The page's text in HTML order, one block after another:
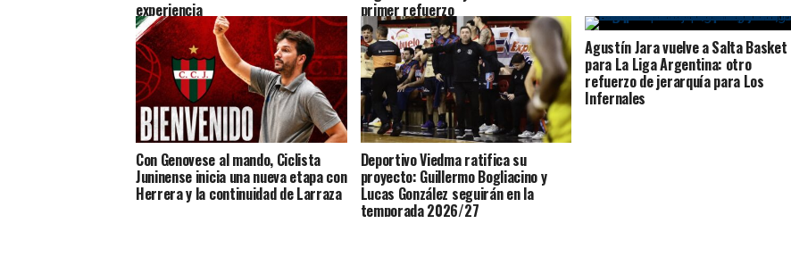
experiencia primer refuerzo
Con Genovese al mando, Ciclista
Juninense inicia una nueva etapa con
Herrera y la continuidad de Larraza
Deportivo Viedma ratifica su
proyecto: Guillermo Bogliacino y
Lucas González seguirán en la
temporada 2026/27
Agustín Jara vuelve a Salta Basket
para La Liga Argentina: otro
refuerzo de jerarquía para Los
Infernales